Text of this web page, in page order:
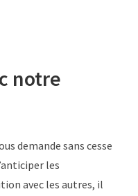
notre
demande sans cesse
les
avec les autres, il